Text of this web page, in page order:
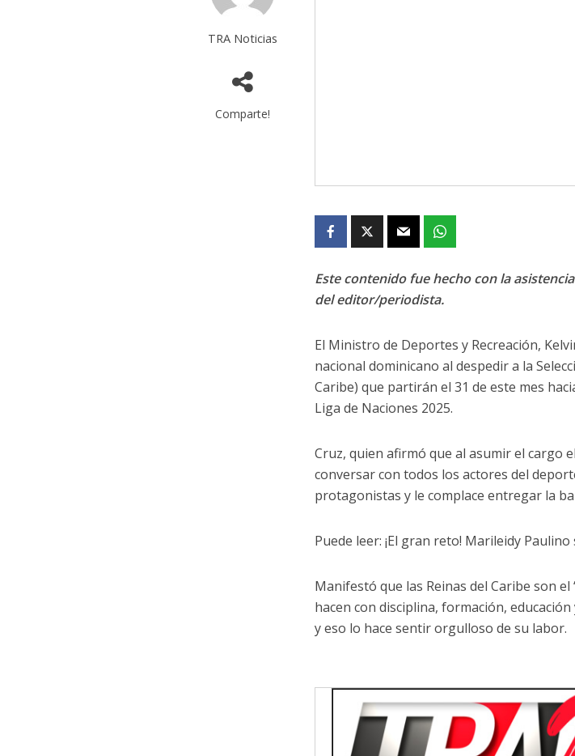
TRA Noticias
Comparte!
Este contenido fue hecho con la
del editor/periodista.
El Ministro de Deportes y Recreación,
nacional dominicano al despedir a la
Caribe) que partirán el 31 de este mes
Liga de Naciones 2025.
Cruz, quien afirmó que al asumir el cargo
conversar con todos los actores del
protagonistas y le complace entregar la
Puede leer: ¡El gran reto! Marileidy
Manifestó que las Reinas del Caribe son
hacen con disciplina, formación,
y eso lo hace sentir orgulloso de su labor.